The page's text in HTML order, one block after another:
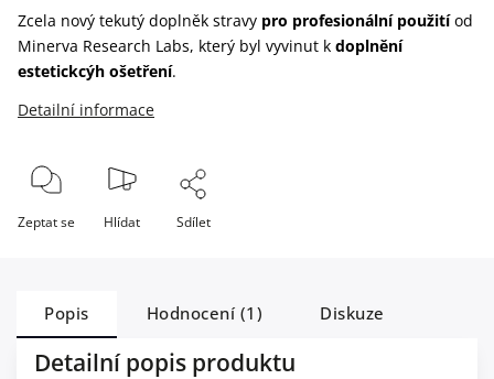
Zcela nový tekutý doplněk stravy pro profesionální použitíod
Minerva Research Labs, který byl vyvinut k doplnění
estetickcýh ošetření.
Detailní informace
Zeptat se Hlídat Sdílet
Popis Hodnocení (1) Diskuze
Detailní popis produktu